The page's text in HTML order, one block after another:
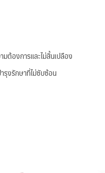
องการและไม่สิ้นเปลือง
รุงรักษาที่ไม่ซับซ้อน